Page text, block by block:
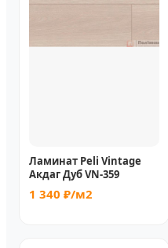
Ламинат Peli Vintage
Акдаг Дуб VN-359
1 340 ₽/м2